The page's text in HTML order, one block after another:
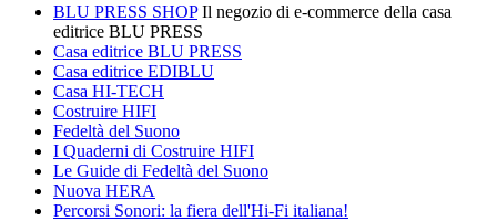
BLU PRESS SHOPIl negozio di e-commerce della casa
editrice BLU PRESS
Casa editrice BLU PRESS
Casa editrice EDIBLU
Casa HI-TECH
Costruire HIFI
Fedeltà del Suono
I Quaderni di Costruire HIFI
Le Guide di Fedeltà del Suono
Nuova HERA
Percorsi Sonori: la fiera dell'Hi-Fi italiana!